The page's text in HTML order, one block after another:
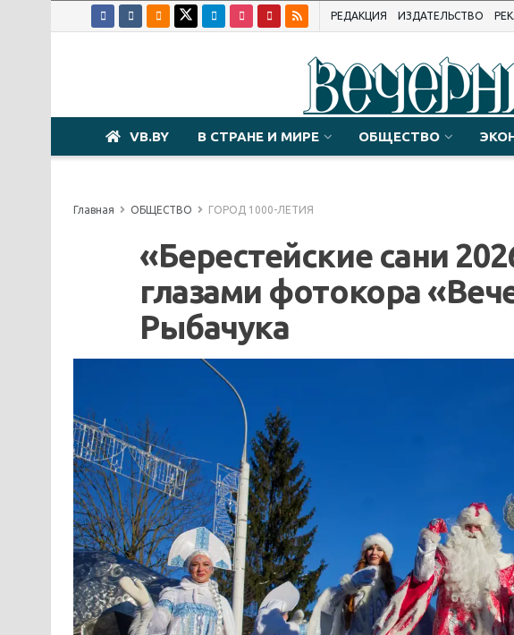
РЕДАКЦИЯ ИЗДАТЕЛЬСТВО
VB.BY В СТРАНЕ И МИРЕ ОБЩЕСТВО
Главная ОБЩЕСТВО ГОРОД 1000-ЛЕТИЯ
«Берестейские сани
глазами фотокора
Рыбачука